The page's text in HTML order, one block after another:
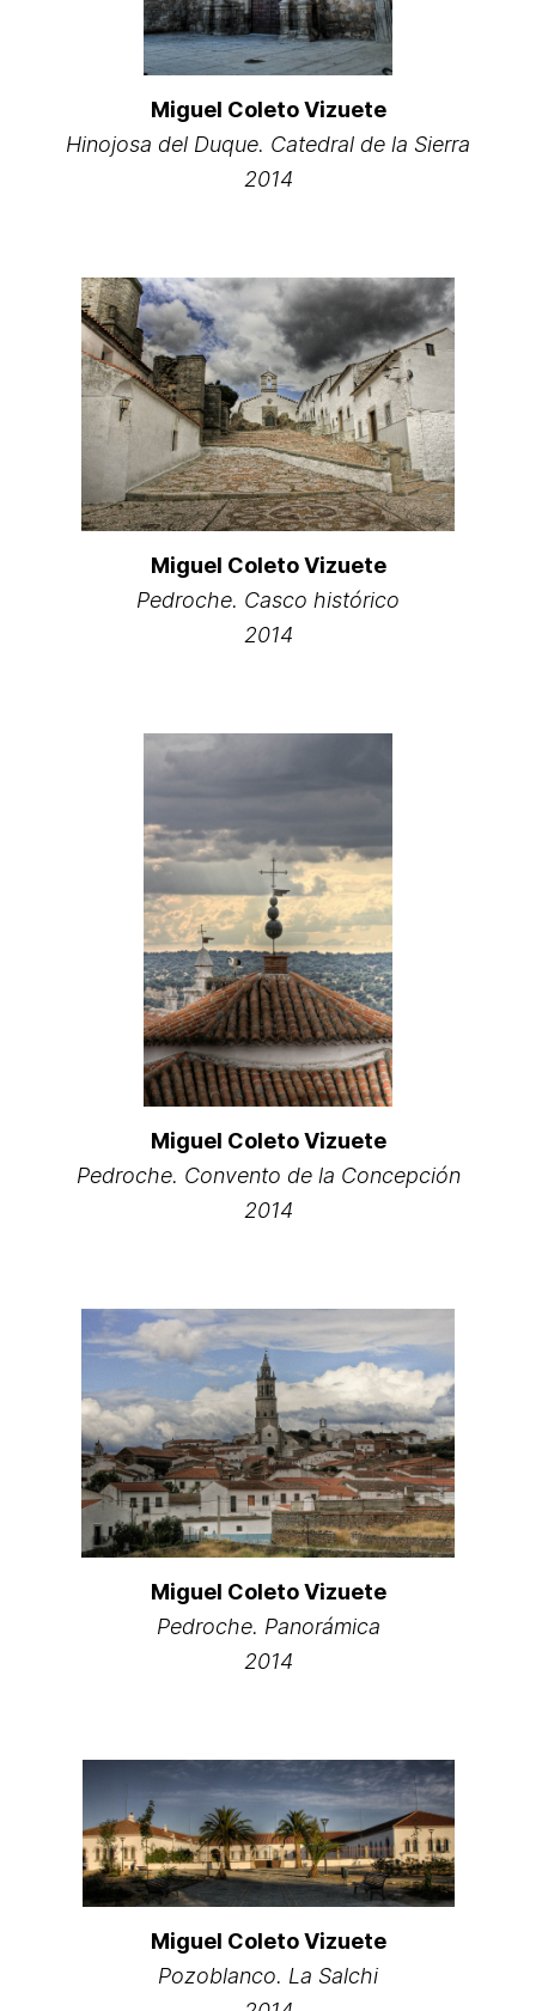
Miguel Coleto Vizuete
Hinojosa del Duque. Catedral de la Sierra
2014
Miguel Coleto Vizuete
Pedroche. Casco histórico
2014
Miguel Coleto Vizuete
Pedroche. Convento de la Concepción
2014
Miguel Coleto Vizuete
Pedroche. Panorámica
2014
Miguel Coleto Vizuete
Pozoblanco. La Salchi